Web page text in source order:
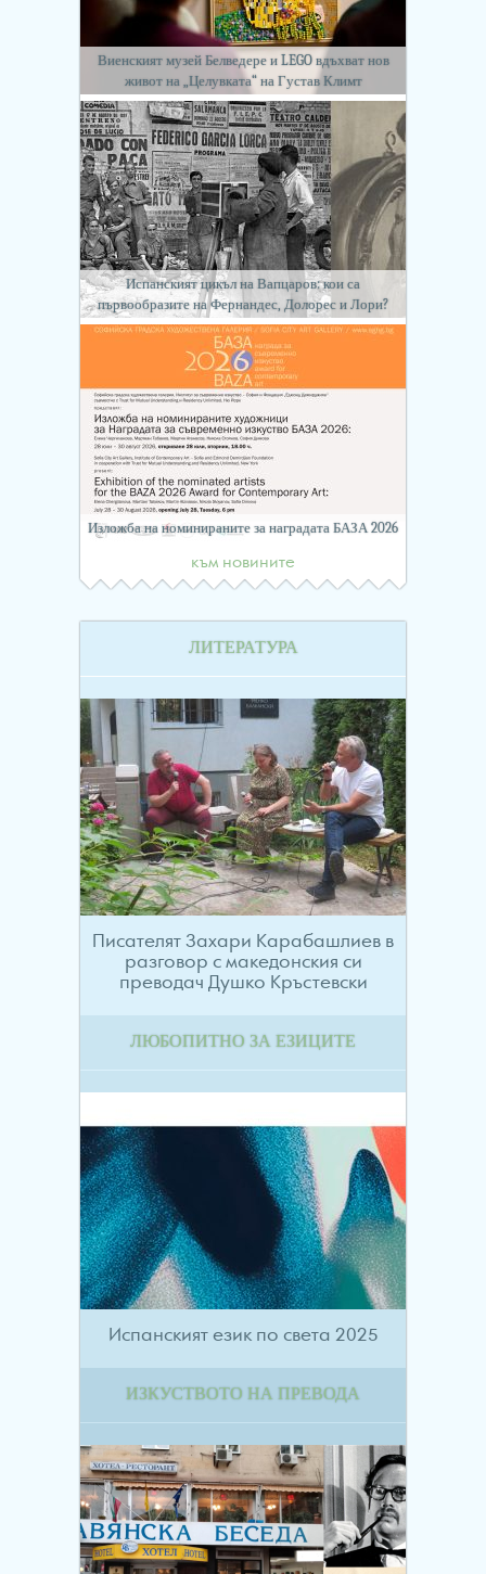
Виенският музей Белведере и LEGO вдъхват нов
живот на „Целувката“ на Густав Климт
Испанският цикъл на Вапцаров: кои са
първообразите на Фернандес, Долорес и Лори?
Изложба на номинираните за наградата БАЗА 2026
към новините
ЛИТЕРАТУРА
Писателят Захари Карабашлиев в
разговор с македонския си
преводач Душко Кръстевски
ЛЮБОПИТНО ЗА ЕЗИЦИТЕ
Испанският език по света 2025
ИЗКУСТВОТО НА ПРЕВОДА